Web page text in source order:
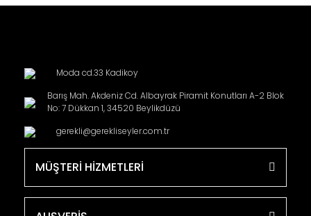
Moda cd.33 Kadikoy
Barış Mah. Akdeniz Cd. Albayrak Piramit Konutları A-2 Blok
No: 7 Dükkan 1, 34520 Beylikdüzü
gerekli@gerekliseyler.com.tr
MÜŞTERİ HİZMETLERİ